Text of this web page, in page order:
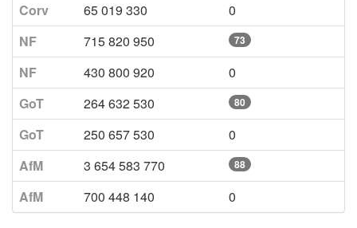
Corv 65 019 330
0
NF
715 820 950 73
NF 430 800 920
0
GoT
264 632 530 80
GoT 250 657 530
0
AfM
3 654 583 770 88
AfM 700 448 140 0